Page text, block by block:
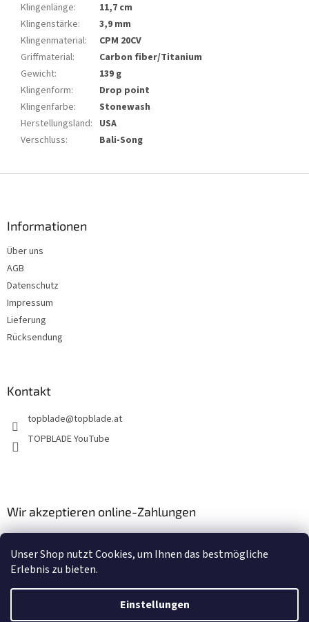
Unser Shop nutzt Cookies, um Ihnen das bestmögliche
Erlebnis zu bieten.
Einstellungen
Klingenlänge:
11,7 cm
Klingenstärke:
3,9 mm
Klingenmaterial:
CPM 20CV
Griffmaterial:
Carbon fiber/Titanium
Gewicht:
139 g
Klingenform:
Drop point
Klingenfarbe:
Stonewash
Herstellungsland: USA
Verschluss: Bali-Song
Informationen
Über uns
AGB
Datenschutz
Impressum
Lieferung
Rücksendung
Kontakt
topblade@topblade.at
TOPBLADE YouTube
Wir akzeptieren online-Zahlungen
Erstellt von Shoptet